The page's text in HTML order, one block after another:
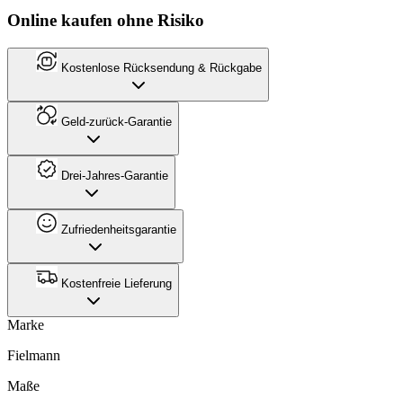
Online kaufen ohne Risiko
Kostenlose Rücksendung & Rückgabe
Geld-zurück-Garantie
Drei-Jahres-Garantie
Zufriedenheitsgarantie
Kostenfreie Lieferung
Marke
Fielmann
Maße